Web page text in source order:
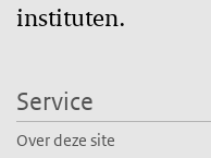
instituten.
Service
Over deze site